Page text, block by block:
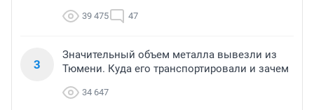
39 475 47
3
Значительный объем металла вывезли из
Тюмени. Куда его транспортировали и зачем
34 647